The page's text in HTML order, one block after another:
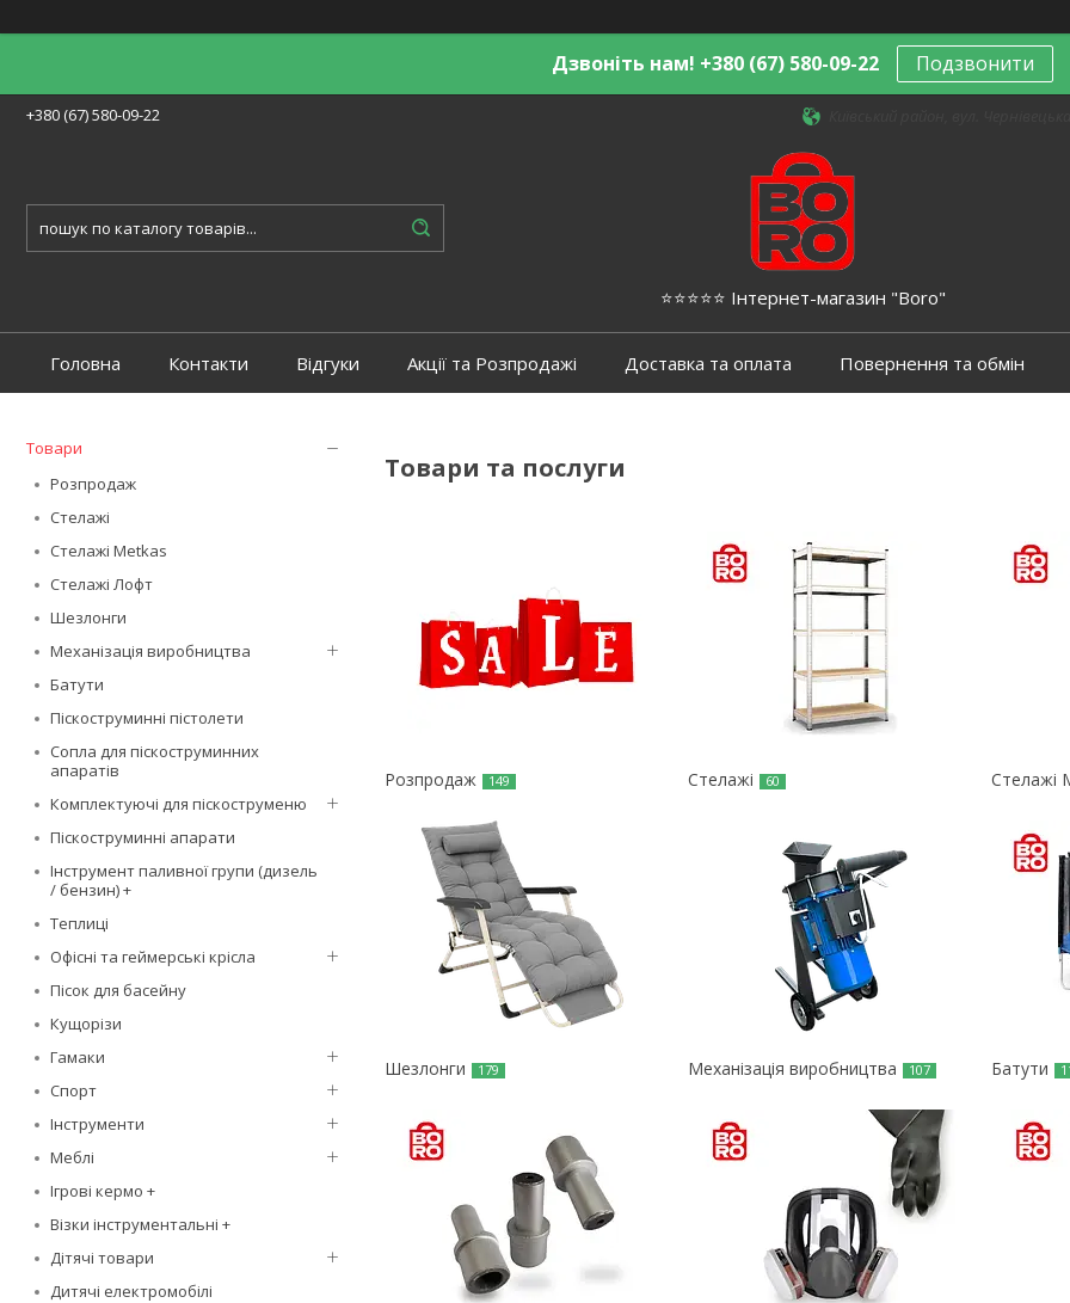
Дзвоніть нам! +380 (67) 580-09-22 Подзвонити
+380 (67) 580-09-22
⭐️⭐️⭐️⭐️⭐️ Інтернет-магазин "Boro"
Головна Контакти Відгуки Акції та Розпродажі Доставка та оплата Повернення та обмін
Товари
Розпродаж
Стелажі
Стелажі Metkas
Стелажі Лофт
Шезлонги
Механізація виробництва
Батути
Піскоструминні пістолети
Сопла для піскоструминних
апаратів
Комплектуючі для піскоструменю
Піскоструминні апарати
Інструмент паливної групи (дизель
/ бензин) +
Теплиці
Офісні та геймерські крісла
Пісок для басейну
Кущорізи
Гамаки
Спорт
Інструменти
Меблі
Ігрові кермо +
Візки інструментальні +
Дітячі товари
Дитячі електромобілі
Товари та послуги
Розпродаж 149 Стелажі 60 Стелажі
Шезлонги 179 Механізація виробництва 107 Батути